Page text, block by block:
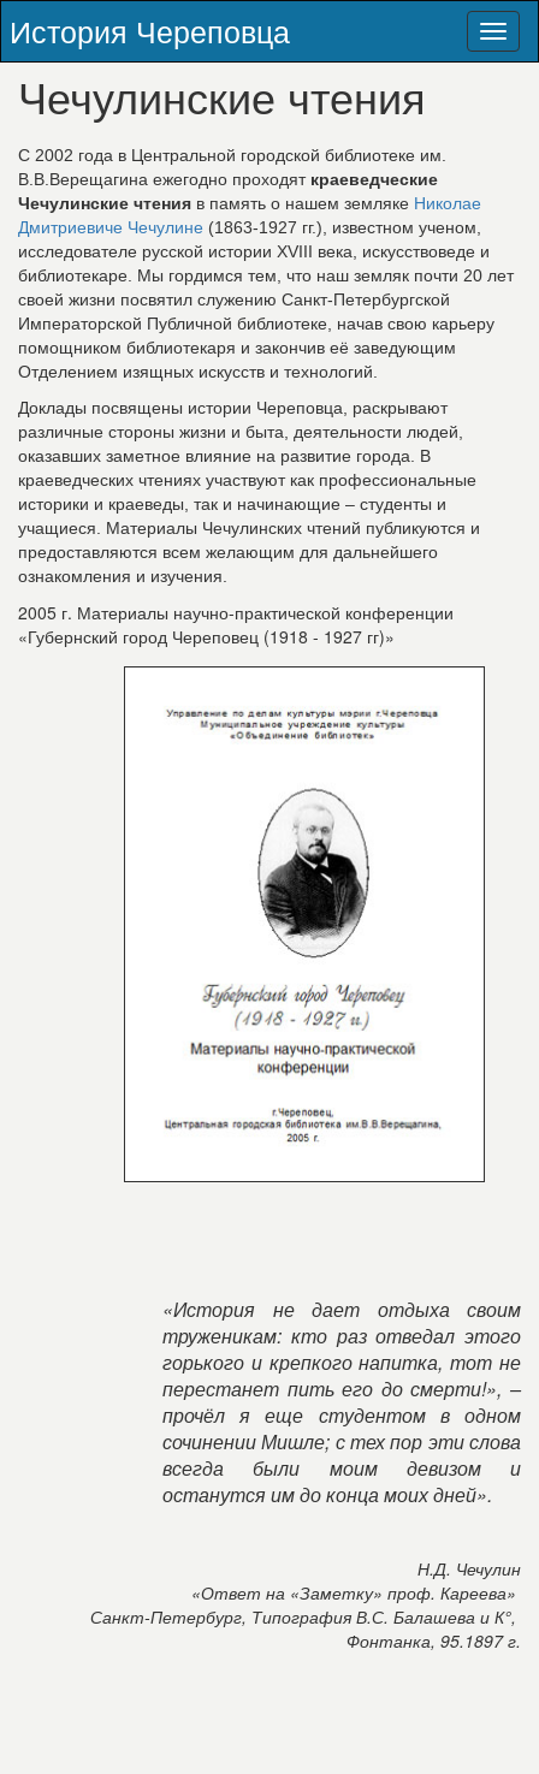
История Череповца
Чечулинские чтения
С 2002 года в Центральной городской библиотеке им.
В.В.Верещагина ежегодно проходят краеведческие
Чечулинские чтения в память о нашем земляке Николае
Дмитриевиче Чечулине (1863-1927 гг.), известном ученом,
исследователе русской истории XVIII века, искусствоведе и
библиотекаре. Мы гордимся тем, что наш земляк почти 20 лет
своей жизни посвятил служению Санкт-Петербургской
Императорской Публичной библиотеке, начав свою карьеру
помощником библиотекаря и закончив её заведующим
Отделением изящных искусств и технологий.
Доклады посвящены истории Череповца, раскрывают
различные стороны жизни и быта, деятельности людей,
оказавших заметное влияние на развитие города. В
краеведческих чтениях участвуют как профессиональные
историки и краеведы, так и начинающие – студенты и
учащиеся. Материалы Чечулинских чтений публикуются и
предоставляются всем желающим для дальнейшего
ознакомления и изучения.
2005 г. Материалы научно-практической конференции
«Губернский город Череповец (1918 - 1927 гг)»
«История не дает отдыха своим
труженикам: кто раз отведал этого
горького и крепкого напитка, тот не
перестанет пить его до смерти!», –
прочёл я еще студентом в одном
сочинении Мишле; с тех пор эти слова
всегда были моим девизом и
останутся им до конца моих дней».
Н.Д. Чечулин
«Ответ на «Заметку» проф. Кареева»
Санкт-Петербург, Типография В.С. Балашева и К°,
Фонтанка, 95.1897 г.